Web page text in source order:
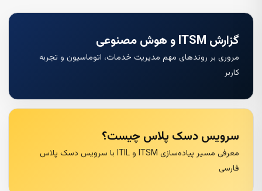
گزارش ITSM و هوش مصنوعی
مروری بر روندهای مهم مدیریت خدمات، اتوماسیون و تجربه
کاربر
سرویس دسک پلاس چیست؟
معرفی مسیر پیاده‌سازی ITSM و ITIL با سرویس دسک پلاس
فارسی